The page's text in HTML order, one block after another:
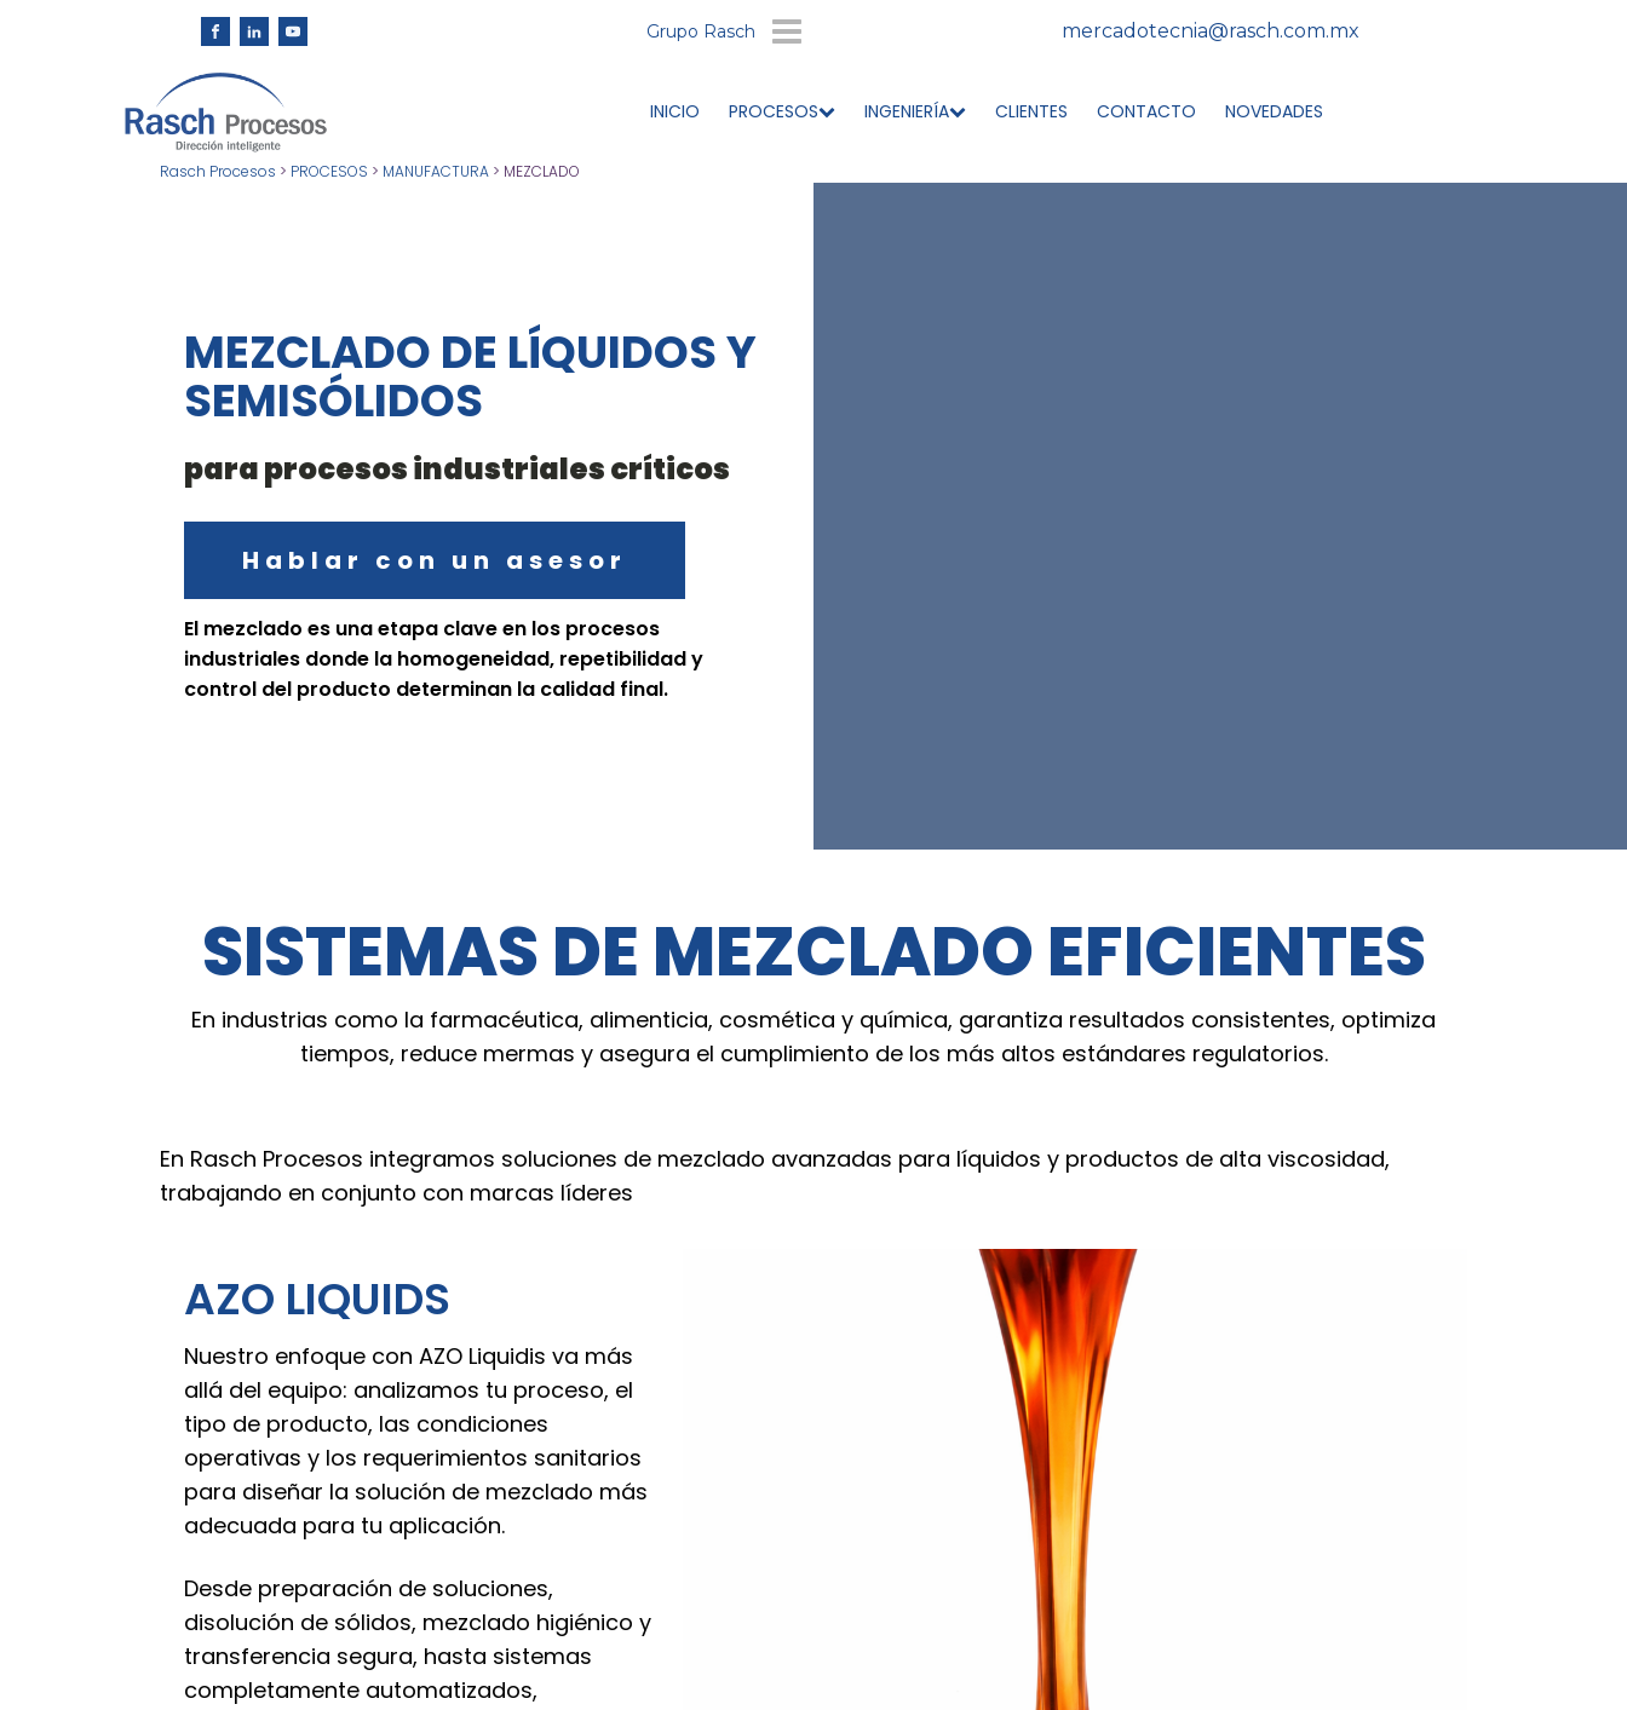
Grupo Rasch mercadotecnia@rasch.com.mx
INICIO PROCESOS INGENIERÍA CLIENTES CONTACTO NOVEDADES
Rasch Procesos > PROCESOS > MANUFACTURA > MEZCLADO
MEZCLADO DE LÍQUIDOS Y
SEMISÓLIDOS
para procesos industriales críticos
Hablar con un asesor
El mezclado es una etapa clave en los procesos
industriales donde la homogeneidad, repetibilidad y
control del producto determinan la calidad final.
SISTEMAS DE MEZCLADO EFICIENTES
En industrias como la farmacéutica, alimenticia, cosmética y química, garantiza resultados consistentes, optimiza
tiempos, reduce mermas y asegura el cumplimiento de los más altos estándares regulatorios.
En Rasch Procesos integramos soluciones de mezclado avanzadas para líquidos y productos de alta viscosidad,
trabajando en conjunto con marcas líderes
AZO LIQUIDS
Nuestro enfoque con AZO Liquidis va más
allá del equipo: analizamos tu proceso, el
tipo de producto, las condiciones
operativas y los requerimientos sanitarios
para diseñar la solución de mezclado más
adecuada para tu aplicación.
Desde preparación de soluciones,
disolución de sólidos, mezclado higiénico y
transferencia segura, hasta sistemas
completamente automatizados,